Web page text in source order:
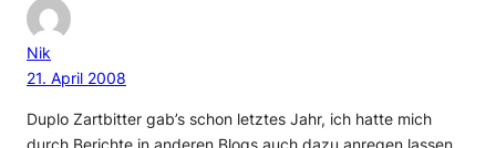
Nik
21. April 2008
Duplo Zartbitter gab’s schon letztes Jahr, ich hatte mich